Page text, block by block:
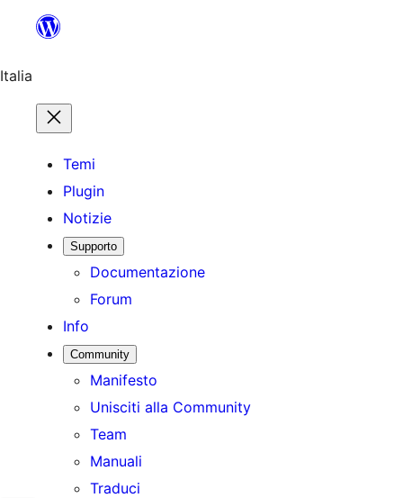
contenuto
Italia
Temi
Plugin
Notizie
Supporto
Documentazione
Forum
Info
Community
Manifesto
Unisciti alla Community
Team
Manuali
Traduci